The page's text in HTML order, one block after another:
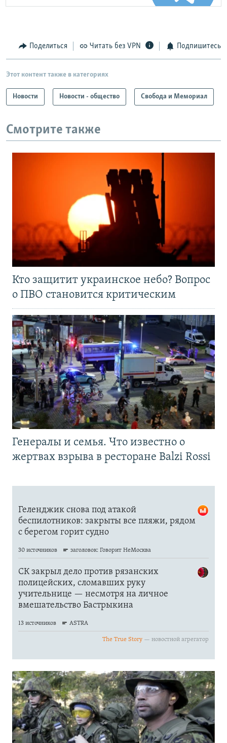
Поделиться Читать без VPN Подпишитесь
Этот контент также в категориях
Новости Новости - общество Свобода и Мемориал
Смотрите также
Кто защитит украинское небо? Вопрос
о ПВО становится критическим
Генералы и семья. Что известно о
жертвах взрыва в ресторане Balzi Rossi